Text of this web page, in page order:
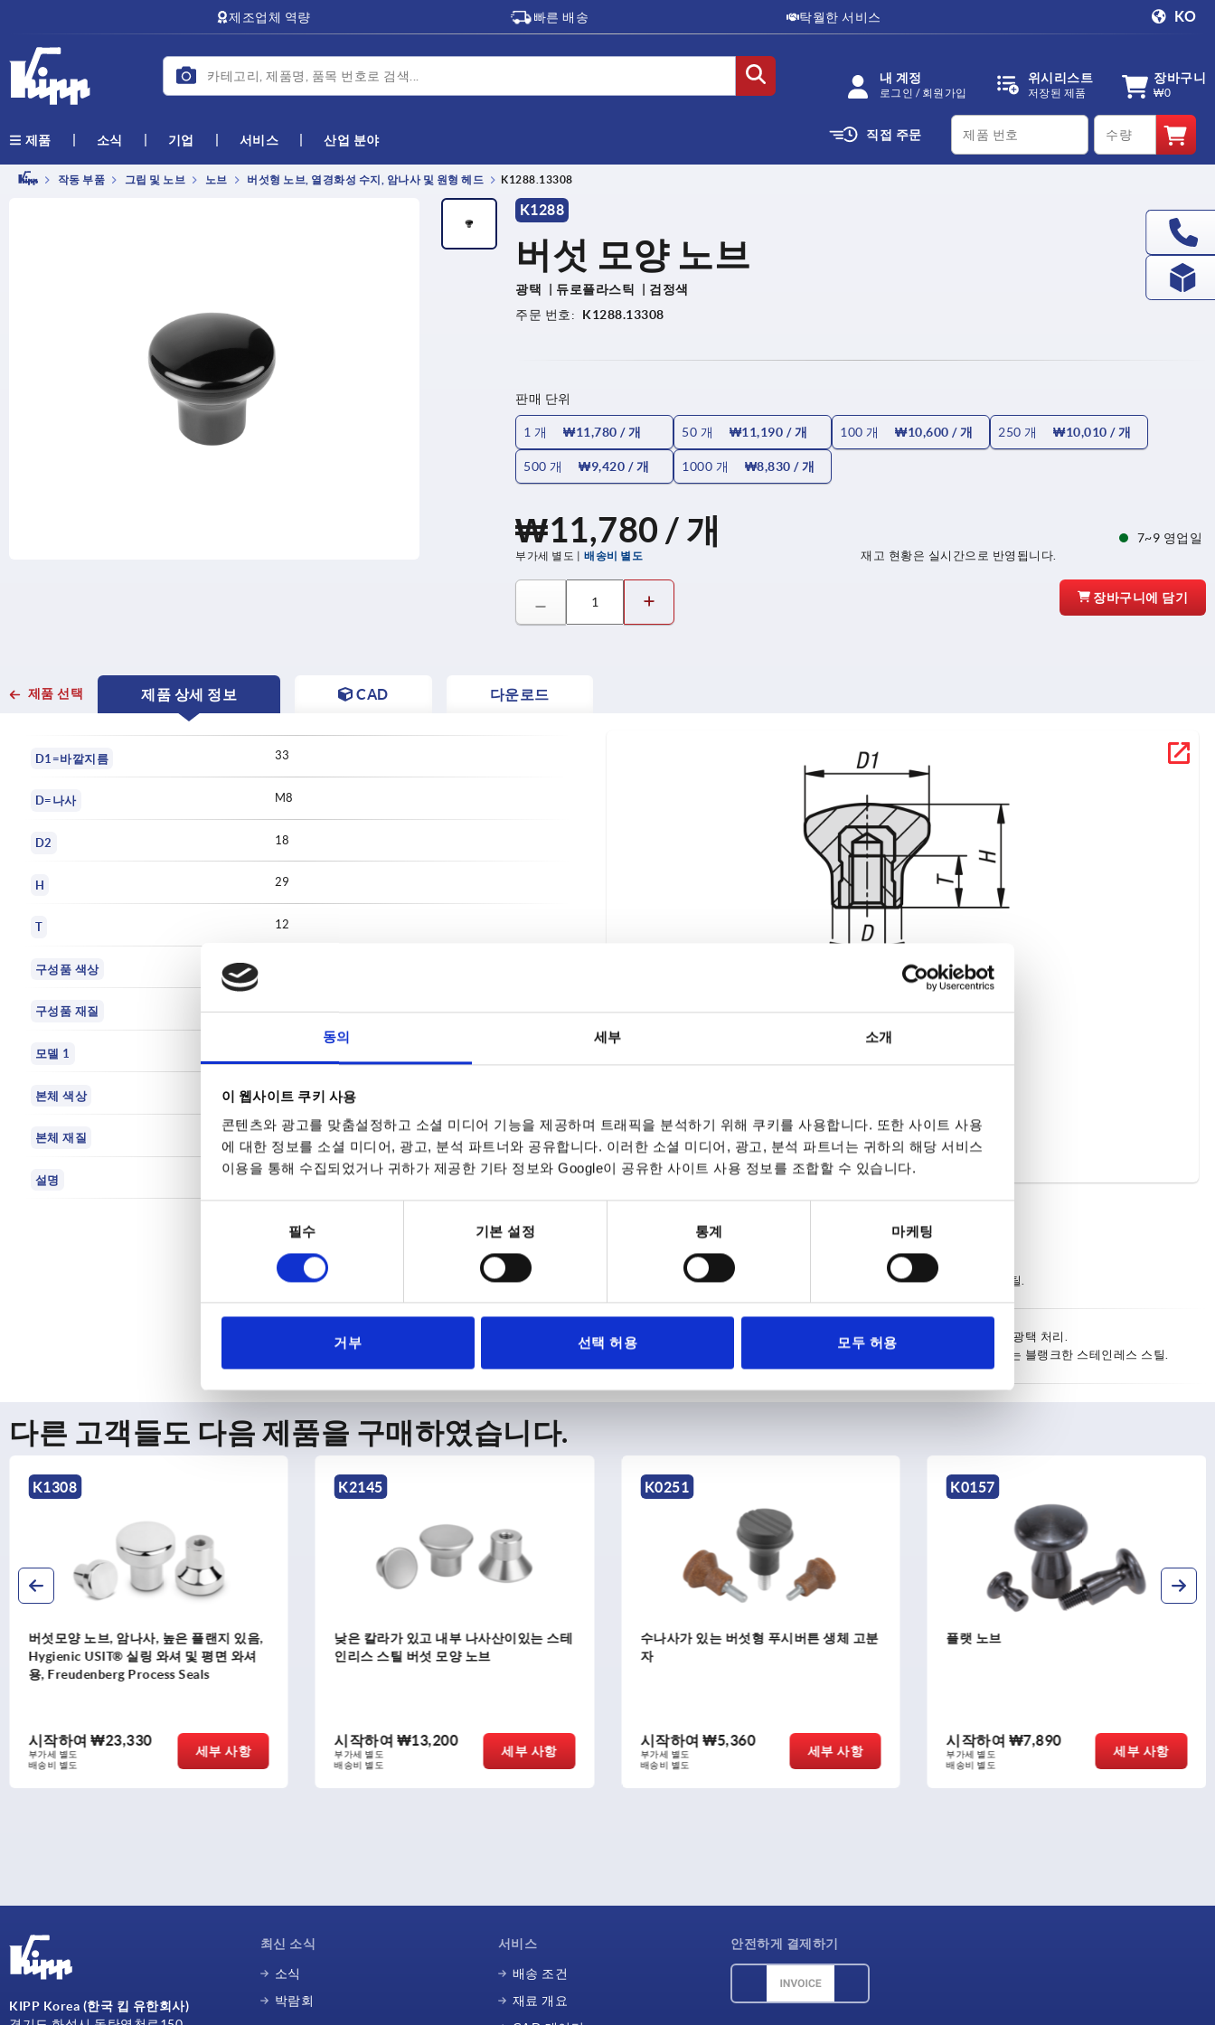
동의 세부 소개
이 웹사이트 쿠키 사용
콘텐츠와 광고를 맞춤설정하고 소셜 미디어 기능을 제공하며 트래픽을 분석하기 위해 쿠키를 사용합니다. 또한 사이트 사용
에 대한 정보를 소셜 미디어, 광고, 분석 파트너와 공유합니다. 이러한 소셜 미디어, 광고, 분석 파트너는 귀하의 해당 서비스
이용을 통해 수집되었거나 귀하가 제공한 기타 정보와 Google이 공유한 사이트 사용 정보를 조합할 수 있습니다.
필수 기본 설정 통계 마케팅
거부 선택 허용 모두 허용
제조업체 역량 빠른 배송 탁월한 서비스 KO
내 계정
로그인 / 회원가입
위시리스트
저장된 제품
장바구니
₩0
제품 소식 기업 서비스 산업 분야 직접 주문
productCode qty
작동 부품 그립 및 노브 노브 버섯형 노브, 열경화성 수지, 암나사 및 원형 헤드 K1288.13308
K1288
버섯 모양 노브
광택 듀로플라스틱
검정색
주문 번호:
K1288.13308
판매 단위
1 개 ₩11,780 / 개 50 개 ₩11,190 / 개 100 개 ₩10,600 / 개 250 개 ₩10,010 / 개
500 개 ₩9,420 / 개 1000 개 ₩8,830 / 개
₩11,780 / 개 7~9 영업일
부가세 별도 배송비 별도 재고 현황은 실시간으로 반영됩니다.
장바구니에 담기
제품 선택 제품 상세 정보
TAB:
CAD 다운로드
D1=바깥지름 33
D=나사 M8
D2 18
H 29
T 12
구성품 색상
구성품 재질
모델 1
본체 색상 검정색
본체 재질 듀로플라스틱
설명 버섯 모양 노브
열경화성 PF 31.
스틸 또는 스테인레스 스틸.
표면 마무리
듀로플라스틱, 검정색, 고광택 처리.
청색 피막처리한 스틸 또는 블랭크한 스테인레스 스틸.
다른 고객들도 다음 제품을 구매하였습니다.
K2145
낮은 칼라가 있고 내부 나사산이있는 스테
인리스 스틸 버섯 모양 노브
시작하여₩13,200
부가세 별도
배송비 별도
세부 사항
K0251
수나사가 있는 버섯형 푸시버튼 생체 고분
자
시작하여₩5,360
부가세 별도
배송비 별도
세부 사항
K0157
플랫 노브
시작하여₩7,890
부가세 별도
배송비 별도
세부 사항
K0251
암나사가 있는 정전기 방지 버섯형 푸시버
시작하여₩8,530
부가세 별도
배송비 별도
세부 사항
KIPP Korea (한국 킵 유한회사)
최신 소식
소식
박람회
서비스
배송 조건
재료 개요
안전하게 결제하기